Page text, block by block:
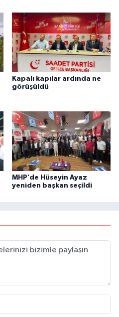
Kapalı kapılar ardında ne
görüşüldü
MHP’de Hüseyin Ayaz
yeniden başkan seçildi